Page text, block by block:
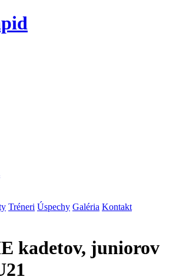
Tréneri Úspechy Galéria Kontakt
kadetov, juniorov